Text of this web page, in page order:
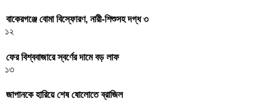
বাকেরগঞ্জে বোমা বিস্ফোরণ, নারী-শিশুসহ দগ্ধ ৩
১২
ফের বিশ্ববাজারে স্বর্ণের দামে বড় লাফ
১৩
জাপানকে হারিয়ে শেষ ষোলোতে ব্রাজিল